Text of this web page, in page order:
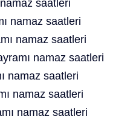
saatleri
namaz saatleri
namaz saatleri
namaz saatleri
namaz saatleri
namaz saatleri
namaz saatleri